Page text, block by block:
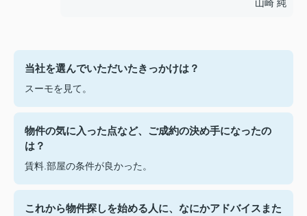
山崎 純
当社を選んでいただいたきっかけは？
スーモを見て。
物件の気に入った点など、ご成約の決め手になったの
は？
賃料.部屋の条件が良かった。
これから物件探しを始める人に、なにかアドバイスまた